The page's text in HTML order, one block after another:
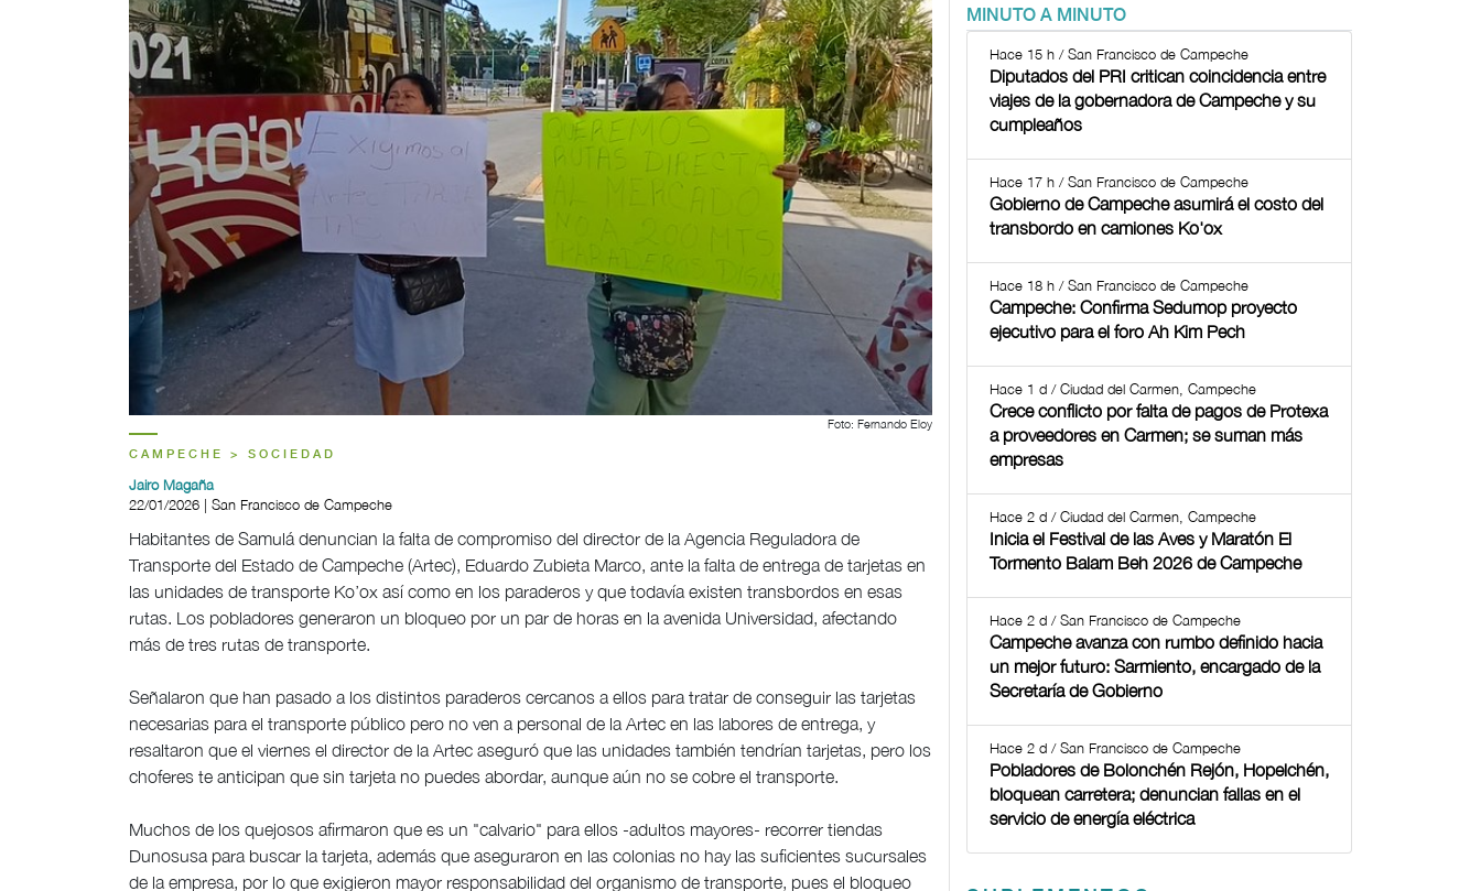
Foto: Fernando Eloy
CAMPECHE > SOCIEDAD
Jairo Magaña
22/01/2026 | San Francisco de Campeche
Habitantes de Samulá denuncian la falta de compromiso del director de la Agencia Reguladora de
Transporte del Estado de Campeche (Artec), Eduardo Zubieta Marco, ante la falta de entrega de tarjetas en
las unidades de transporte Ko’ox así como en los paraderos y que todavía existen transbordos en esas
rutas. Los pobladores generaron un bloqueo por un par de horas en la avenida Universidad, afectando
más de tres rutas de transporte.
Señalaron que han pasado a los distintos paraderos cercanos a ellos para tratar de conseguir las tarjetas
necesarias para el transporte público pero no ven a personal de la Artec en las labores de entrega, y
resaltaron que el viernes el director de la Artec aseguró que las unidades también tendrían tarjetas, pero los
choferes te anticipan que sin tarjeta no puedes abordar, aunque aún no se cobre el transporte.
Muchos de los quejosos afirmaron que es un "calvario" para ellos -adultos mayores- recorrer tiendas
Dunosusa para buscar la tarjeta, además que aseguraron en las colonias no hay las suficientes sucursales
de la empresa, por lo que exigieron mayor responsabilidad del organismo de transporte, pues el bloqueo
MINUTO A MINUTO
Hace 15 h / San Francisco de Campeche
Diputados del PRI critican coincidencia entre
viajes de la gobernadora de Campeche y su
cumpleaños
Hace 17 h / San Francisco de Campeche
Gobierno de Campeche asumirá el costo del
transbordo en camiones Ko'ox
Hace 18 h / San Francisco de Campeche
Campeche: Confirma Sedumop proyecto
ejecutivo para el foro Ah Kim Pech
Hace 1 d / Ciudad del Carmen, Campeche
Crece conflicto por falta de pagos de Protexa
a proveedores en Carmen; se suman más
empresas
Hace 2 d / Ciudad del Carmen, Campeche
Inicia el Festival de las Aves y Maratón El
Tormento Balam Beh 2026 de Campeche
Hace 2 d / San Francisco de Campeche
Campeche avanza con rumbo definido hacia
un mejor futuro: Sarmiento, encargado de la
Secretaría de Gobierno
Hace 2 d / San Francisco de Campeche
Pobladores de Bolonchén Rejón, Hopelchén,
bloquean carretera; denuncian fallas en el
servicio de energía eléctrica